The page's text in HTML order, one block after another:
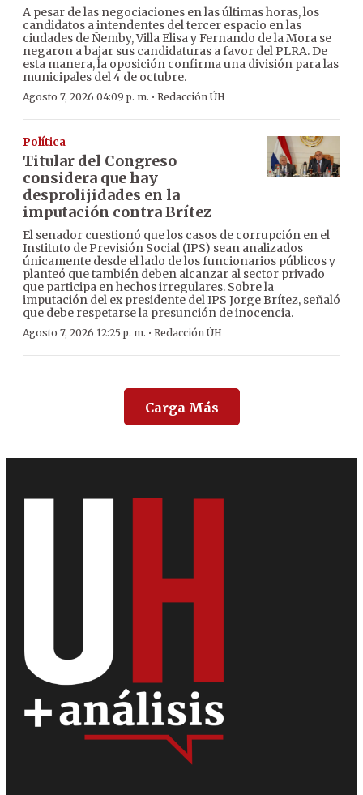
A pesar de las negociaciones en las últimas horas, los
candidatos a intendentes del tercer espacio en las
ciudades de Ñemby, Villa Elisa y Fernando de la Mora se
negaron a bajar sus candidaturas a favor del PLRA. De
esta manera, la oposición confirma una división para las
municipales del 4 de octubre.
Agosto 7, 2026 04:09 p. m. · Redacción ÚH
Política
Titular del Congreso
considera que hay
desprolijidades en la
imputación contra Brítez
El senador cuestionó que los casos de corrupción en el
Instituto de Previsión Social (IPS) sean analizados
únicamente desde el lado de los funcionarios públicos y
planteó que también deben alcanzar al sector privado
que participa en hechos irregulares. Sobre la
imputación del ex presidente del IPS Jorge Brítez, señaló
que debe respetarse la presunción de inocencia.
Agosto 7, 2026 12:25 p. m. · Redacción ÚH
Carga Más